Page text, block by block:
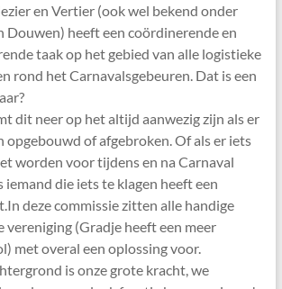
en Vertier (ook wel bekend onder
Douwen) heeft een coördinerende en
taak op het gebied van alle logistieke
rond het Carnavalsgebeuren. Dat is een
dit neer op het altijd aanwezig zijn als er
opgebouwd of afgebroken. Of als er iets
worden voor tijdens en na Carnaval
iemand die iets te klagen heeft een
deze commissie zitten alle handige
vereniging (Gradje heeft een meer
met overal een oplossing voor.
is onze grote kracht, we